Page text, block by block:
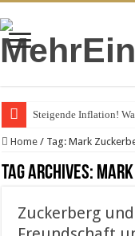
Steigende Inflation!
VPS-Hosting für
Gold kaufen 2022
Staatsanleihen erklärt
Home / Tag:Mark
Tag Archives:
Zuckerberg